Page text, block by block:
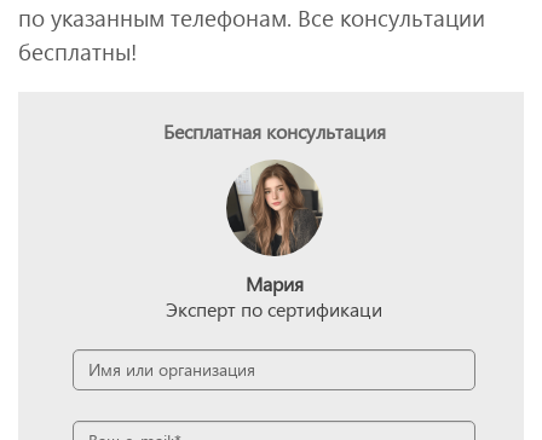
по указанным телефонам. Все консультации
бесплатны!
Бесплатная консультация
Мария
Эксперт по сертификаци